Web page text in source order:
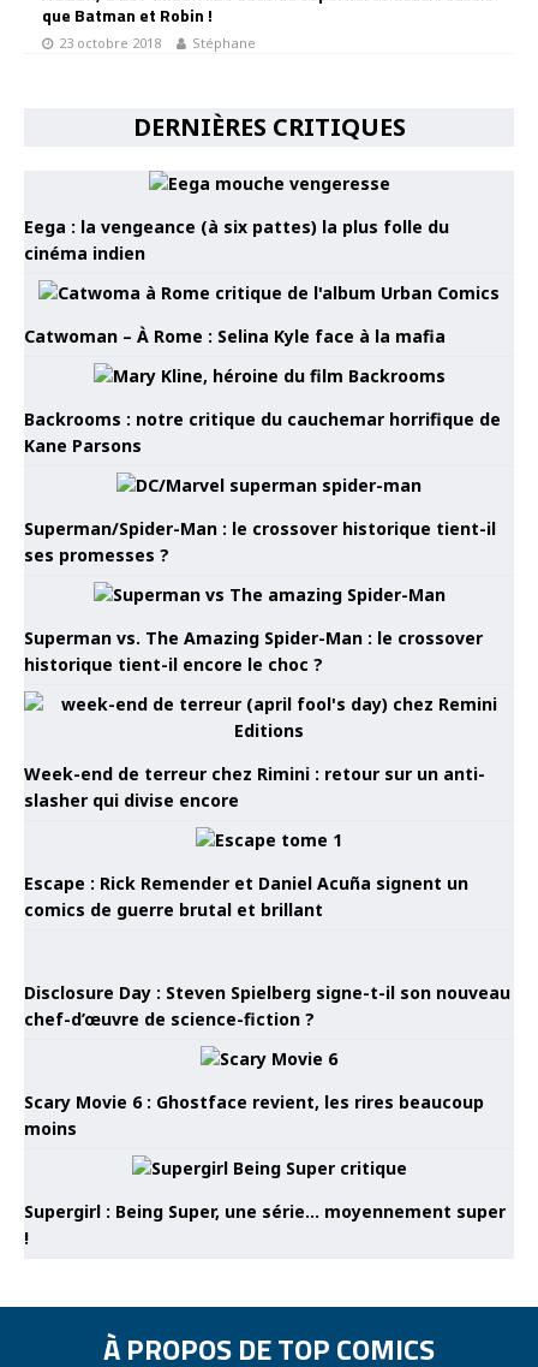
que Batman et Robin !
23 octobre 2018 Stéphane
DERNIÈRES CRITIQUES
Eega : la vengeance (à six pattes) la plus folle du
cinéma indien
Catwoman – À Rome : Selina Kyle face à la mafia
Backrooms : notre critique du cauchemar horrifique de
Kane Parsons
Superman/Spider-Man : le crossover historique tient-il
ses promesses ?
Superman vs. The Amazing Spider-Man : le crossover
historique tient-il encore le choc ?
Week-end de terreur chez Rimini : retour sur un anti-
slasher qui divise encore
Escape : Rick Remender et Daniel Acuña signent un
comics de guerre brutal et brillant
Disclosure Day : Steven Spielberg signe-t-il son nouveau
chef-d’œuvre de science-fiction ?
Scary Movie 6 : Ghostface revient, les rires beaucoup
moins
Supergirl : Being Super, une série… moyennement super
!
À PROPOS DE TOP COMICS